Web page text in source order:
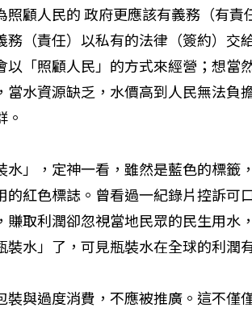
照顧人民的 政府更應該有義務（有
（責任）以私有的法律（簽約）交
「照顧人民」的方式來經營；想當
水資源缺乏，水價高到人民無法負
」，定神一看，雖然是藍色的標籤
紅色標誌。曾看過一紀錄片控訴可
取利潤卻忽視當地民眾的民生用水
水」了，可見瓶裝水在全球的利潤
裝與過度消費，不應被推廣。這不僅